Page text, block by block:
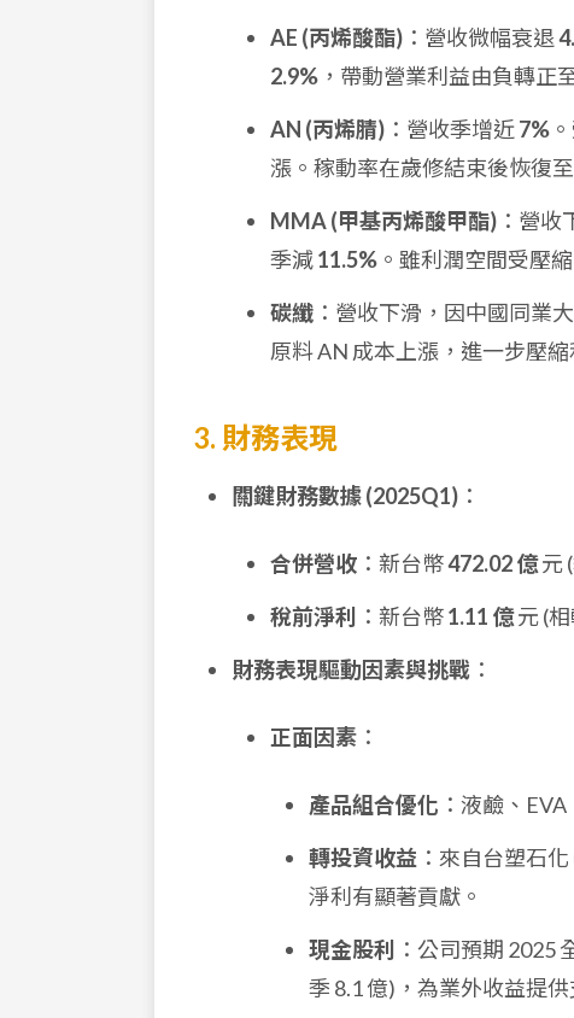
AE (丙烯酸酯) ：營收微幅衰退
2.9% ，帶動營業利益由負轉正
AN (丙烯腈) ：營收季增近7%
漲。稼動率在歲修結束後恢復至
MMA (甲基丙烯酸甲酯) ：營
季減11.5% 。雖利潤空間受壓
碳纖 ：營收下滑，因中國同業
原料 AN 成本上漲，進一步壓縮
3. 財務表現
關鍵財務數據 (2025Q1) ：
合併營收 ：新台幣472.02 億元
稅前淨利
：新台幣1.11 億元 (
財務表現驅動因素與挑戰 ：
正面因素 ：
產品組合優化 ：液鹼、
轉投資收益 ：來自台塑石
淨利有顯著貢獻。
現金股利
：公司預期 2025
季 8.1 億)，為業外收益提供